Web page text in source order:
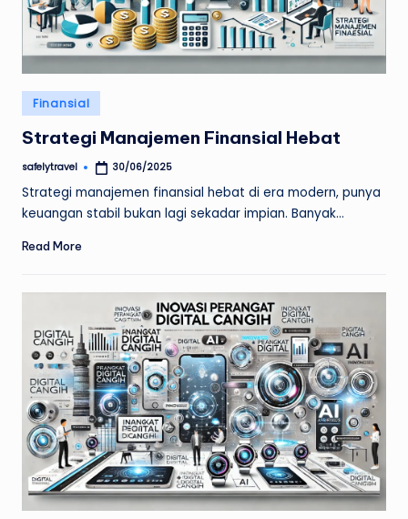
Posted
in
Finansial
Strategi Manajemen Finansial Hebat
Posted
safelytravel 30/06/2025
Strategi manajemen finansial hebat di era modern, punya
keuangan stabil bukan lagi sekadar impian. Banyak…
Read More